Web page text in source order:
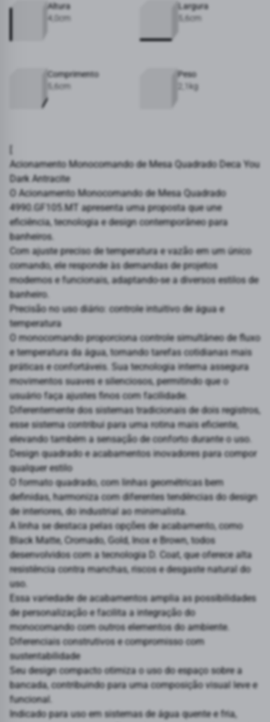
Altura
4,0cm
Largura
5,6cm
Comprimento
5,6cm
Peso
2,1kg
Acionamento Monocomando de Mesa Quadrado Deca You
Dark Antracite
O Acionamento Monocomando de Mesa Quadrado
4990.GF105.MT apresenta uma proposta que une
eficiência, tecnologia e design contemporâneo para
banheiros.
Com ajuste preciso de temperatura e vazão em um único
comando, ele responde às demandas de projetos
modernos e funcionais, adaptando-se a diversos estilos de
banheiro.
Precisão no uso diário: controle intuitivo de água e
temperatura
O monocomando proporciona controle simultâneo de fluxo
e temperatura da água, tornando tarefas cotidianas mais
práticas e confortáveis. Sua tecnologia interna assegura
movimentos suaves e silenciosos, permitindo que o
usuário faça ajustes finos com facilidade.
Diferentemente dos sistemas tradicionais de dois registros,
esse sistema contribui para uma rotina mais eficiente,
elevando também a sensação de conforto durante o uso.
Design quadrado e acabamentos inovadores para compor
qualquer estilo
O formato quadrado, com linhas geométricas bem
definidas, harmoniza com diferentes tendências do design
de interiores, do industrial ao minimalista.
A linha se destaca pelas opções de acabamento, como
Black Matte, Cromado, Gold, Inox e Brown, todos
desenvolvidos com a tecnologia D. Coat, que oferece alta
resistência contra manchas, riscos e desgaste natural do
uso.
Essa variedade de acabamentos amplia as possibilidades
de personalização e facilita a integração do
monocomando com outros elementos do ambiente.
Diferenciais construtivos e compromisso com
sustentabilidade
Seu design compacto otimiza o uso do espaço sobre a
bancada, contribuindo para uma composição visual leve e
funcional.
Indicado para uso em sistemas de água quente e fria,